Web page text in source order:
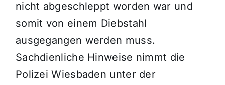
nicht abgeschleppt worden war und
somit von einem Diebstahl
ausgegangen werden muss.
Sachdienliche Hinweise nimmt die
Polizei Wiesbaden unter der